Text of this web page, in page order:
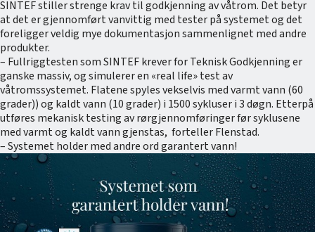
SINTEF stiller strenge krav til godkjenning av våtrom. Det betyr
at det er gjennomført vanvittig med tester på systemet og det
foreligger veldig mye dokumentasjon sammenlignet med andre
produkter.
– Fullriggtesten som SINTEF krever for Teknisk Godkjenning er
ganske massiv, og simulerer en «real life» test av
våtromssystemet. Flatene spyles vekselvis med varmt vann (60
grader)) og kaldt vann (10 grader) i 1500 sykluser i 3 døgn. Etterpå
utføres mekanisk testing av rørgjennomføringer før syklusene
med varmt og kaldt vann gjenstas, forteller Flenstad.
– Systemet holder med andre ord garantert vann!